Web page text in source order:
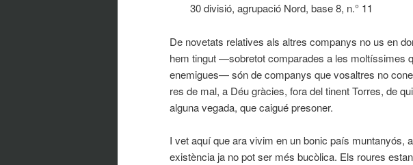
30 divisió, agrupació Nord, base 8, n.° 11
De novetats relatives als altres companys no us en
hem tingut —sobretot comparades a les moltíssimes
enemigues— són de companys que vosaltres no
res de mal, a Déu gràcies, fora del tinent Torres, de
alguna vegada, que caigué presoner.
I vet aquí que ara vivim en un bonic país muntanyós,
existència ja no pot ser més bucòlica. Els roures